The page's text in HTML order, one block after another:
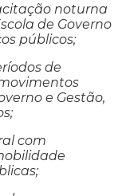
noturna
de Governo
públicos;
de
e Gestão,
com